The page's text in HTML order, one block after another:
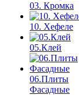
03. Кромка
10. Хефеле
05.Клей
06.Плиты
Фасадные